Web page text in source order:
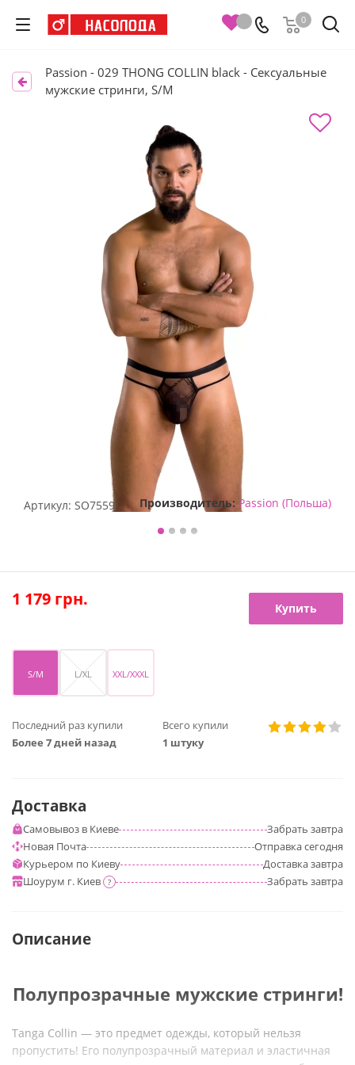
0
Passion - 029 THONG COLLIN black - Сексуальные
мужские стринги, S/M
Артикул: SO7559 Производитель: Passion (Польша)
1 179 грн. Купить
S/M L/XL XXL/XXXL
Последний раз купили
Более 7 дней назад
Всего купили
1 штуку
Доставка
Самовывоз в Киеве Забрать завтра
Новая Почта
Отправкасегодня
Курьером по Киеву
Доставказавтра
Шоурум г. Киев
? Забрать завтра
Описание
Полупрозрачные мужские стринги!
Tanga Collin — это предмет одежды, который нельзя
пропустить! Его полупрозрачный материал и эластичная